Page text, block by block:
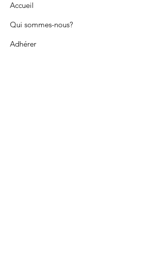
Accueil
Qui sommes-nous?
Adhérer